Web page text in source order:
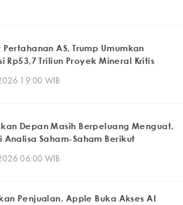
Pertahanan AS, Trump Umumkan
Rp53,7 Triliun Proyek Mineral Kritis
19:00 WIB
Depan Masih Berpeluang Menguat,
Analisa Saham-Saham Berikut
06:00 WIB
Penjualan, Apple Buka Akses AI